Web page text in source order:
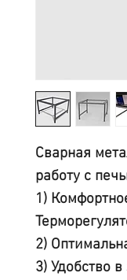
Сварная
работу с
1)
2)
3) Удобство